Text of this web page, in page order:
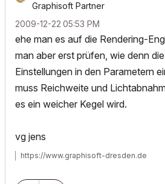
Graphisoft Partner
‎2009-12-22 05:53 PM
ehe man es auf die Rendering-
man aber erst prüfen, wie denn
Einstellungen in den Parametern
muss Reichweite und
es ein weicher Kegel wird.
vg jens
https://www.graphisoft-dresden.de